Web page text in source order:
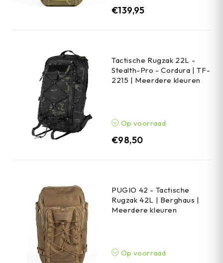
€139,95
Tactische Rugzak 22L -
Stealth-Pro - Cordura | TF-
2215 | Meerdere kleuren
Op voorraad
€98,50
PUGIO 42 - Tactische
Rugzak 42L | Berghaus |
Meerdere kleuren
Op voorraad